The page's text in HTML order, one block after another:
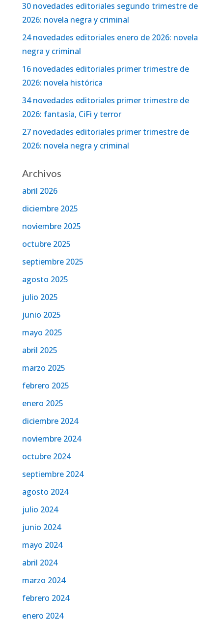
30 novedades editoriales segundo trimestre de
2026: novela negra y criminal
24 novedades editoriales enero de 2026: novela
negra y criminal
16 novedades editoriales primer trimestre de
2026: novela histórica
34 novedades editoriales primer trimestre de
2026: fantasía, CiFi y terror
27 novedades editoriales primer trimestre de
2026: novela negra y criminal
Archivos
abril 2026
diciembre 2025
noviembre 2025
octubre 2025
septiembre 2025
agosto 2025
julio 2025
junio 2025
mayo 2025
abril 2025
marzo 2025
febrero 2025
enero 2025
diciembre 2024
noviembre 2024
octubre 2024
septiembre 2024
agosto 2024
julio 2024
junio 2024
mayo 2024
abril 2024
marzo 2024
febrero 2024
enero 2024